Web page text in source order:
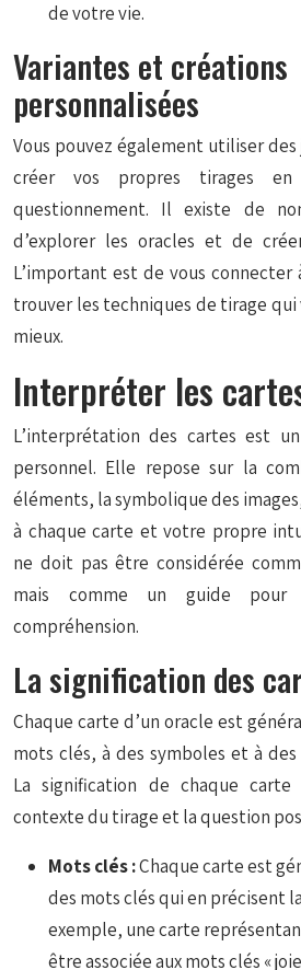
de votre vie.
Variantes et créations
personnalisées
Vous pouvez également utiliser
créer vos propres tirages
questionnement. Il existe de
d’explorer les oracles et de
L’important est de vous
trouver les techniques de tirage
mieux.
Interpréter les
L’interprétation des cartes est
personnel. Elle repose sur la
éléments, la symbolique des
à chaque carte et votre propre
ne doit pas être considérée
mais comme un guide
compréhension.
La signification des
Chaque carte d’un oracle est
mots clés, à des symboles et à des
La signification de chaque
contexte du tirage et la question
Mots clés :Chaque carte est
des mots clés qui en précisent
exemple, une carte
être associée aux mots clés «